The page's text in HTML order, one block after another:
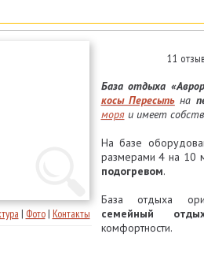
| Фото| Контакты
11
База отдыха
косы Пересыпьна
моряи имеет
На базе
размерами 4 на 10
подогревом.
База отдыха
семейный
комфортности.